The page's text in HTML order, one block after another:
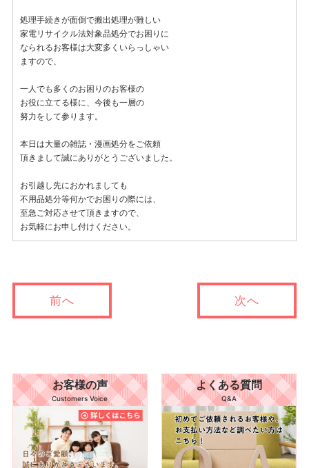
処理手続きが面倒で搬出処理が難しい
家電リサイクル法対象品処分でお困りに
なられるお客様は大変多くいらっしゃい
ますので、
一人でも多くのお困りのお客様の
お役に立てる様に、今後も一層の
努力をして参ります。
本日は大量の雑誌・漫画処分をご依頼
頂きまして誠にありがとうございました。
お引越し先におかれましても
不用品処分等何かでお困りの際には、
至急ご対応させて頂きますので、
お気軽にお申し付けください。
前へ 次へ
お客様の声
Customers Voice
よくある質問
Q&A